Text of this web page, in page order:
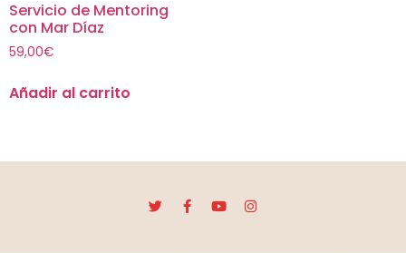
Servicio de Mentoring
con Mar Díaz
59,00€
Añadir al carrito